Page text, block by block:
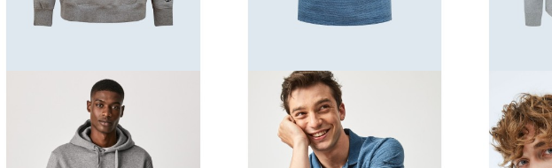
Când cumpărați cu noi, vă bucurați de transport gratuit în peninsula, recepție în 24-48 de ore și de
Descoperă colecția noastră de îmbrăcăminte Pepe Jeansși îmbracă-te cu stil, fără a renunța la
Comandați astăzi la The Animal Soul Brands și bucurați-vă de cea mai bună modă sustenabilă!<